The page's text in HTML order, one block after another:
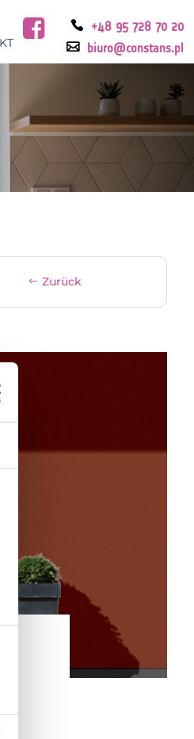
+48 95 728 70 20
biuro@constans.pl
Zurück